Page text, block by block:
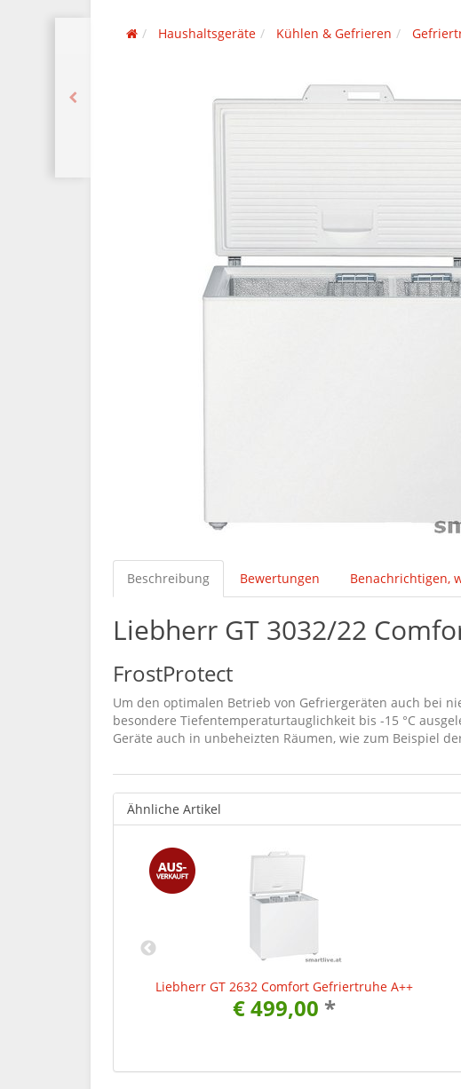
Haushaltsgeräte Kühlen & Gefrieren
Beschreibung Bewertungen Benachrichtigen,
Liebherr GT 3032/22
FrostProtect
Um den optimalen Betrieb von Gefriergeräten auch bei
besondere Tiefentemperaturtauglichkeit bis -15 °C
Geräte auch in unbeheizten Räumen, wie zum Beispiel
Ähnliche Artikel
Liebherr GT 2632 Comfort Gefriertruhe A++
€ 499,00 *